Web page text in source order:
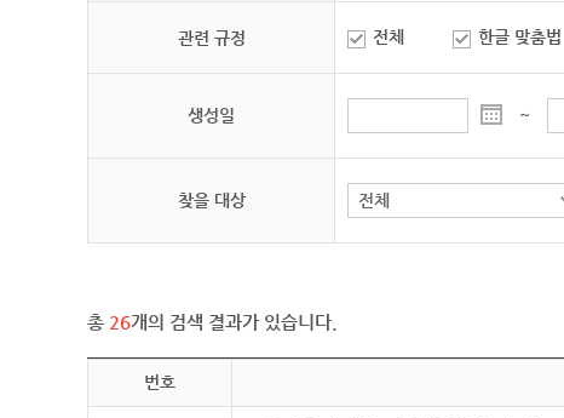
관련 규정 전체 한글 맞춤법
생성일 ~
찾을 대상
총 26개의 검색 결과가 있습니다.
번호